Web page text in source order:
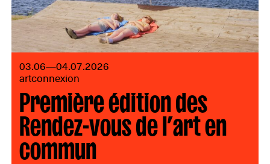
03.06—04.07.2026
artconnexion
Première édition des
Rendez-vous de l’art en
commun